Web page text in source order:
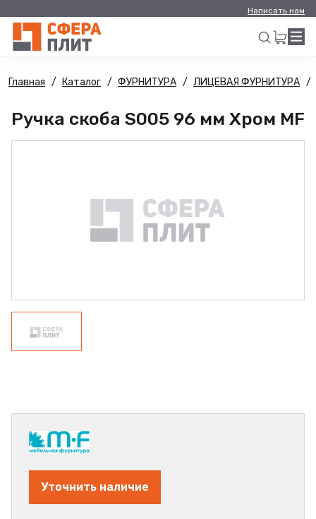
Написать нам
Искать
Главная Каталог ФУРНИТУРА ЛИЦЕВАЯ ФУРНИТУРА
Ручка скоба S005 96 мм Хром MF
Уточнить наличие